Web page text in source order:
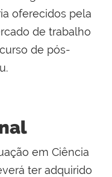
oferecidos pela
de trabalho
de pós-
em Ciência
ter adquirido